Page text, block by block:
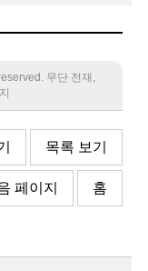
무단 전재,
목록 보기
페이지 홈